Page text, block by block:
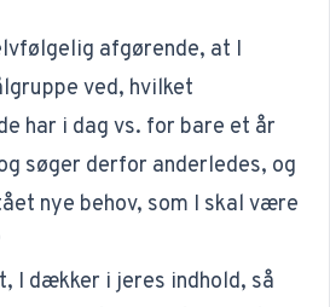
afgørende, at I
ved, hvilket
har i dag vs. for bare et år
søger derfor anderledes, og
nye behov, som I skal være
I dækker i jeres indhold, så